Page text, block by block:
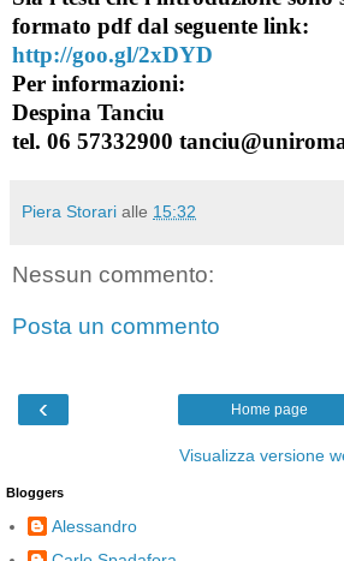
formato pdf dal seguente link:
http://goo.gl/2xDYD
Per informazioni:
Despina Tanciu
tel. 06 57332900
Piera Storari alle 15:32
Nessun commento:
Posta un commento
‹ Home page
Visualizza versione
Bloggers
Alessandro